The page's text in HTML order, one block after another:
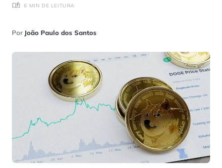
6 MIN DE LEITURA
Por João Paulo dos Santos